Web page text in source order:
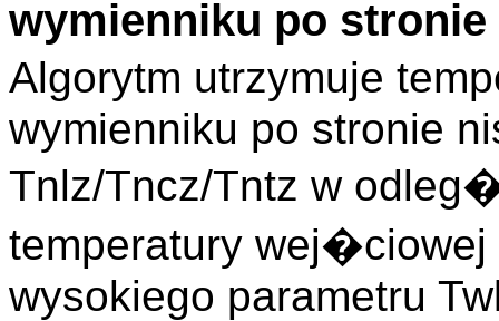
wymienniku po
Algorytm utrzymuje
wymienniku po stronie
Tnlz/Tncz/Tntz w
temperatury wej�ciowej
wysokiego parametru